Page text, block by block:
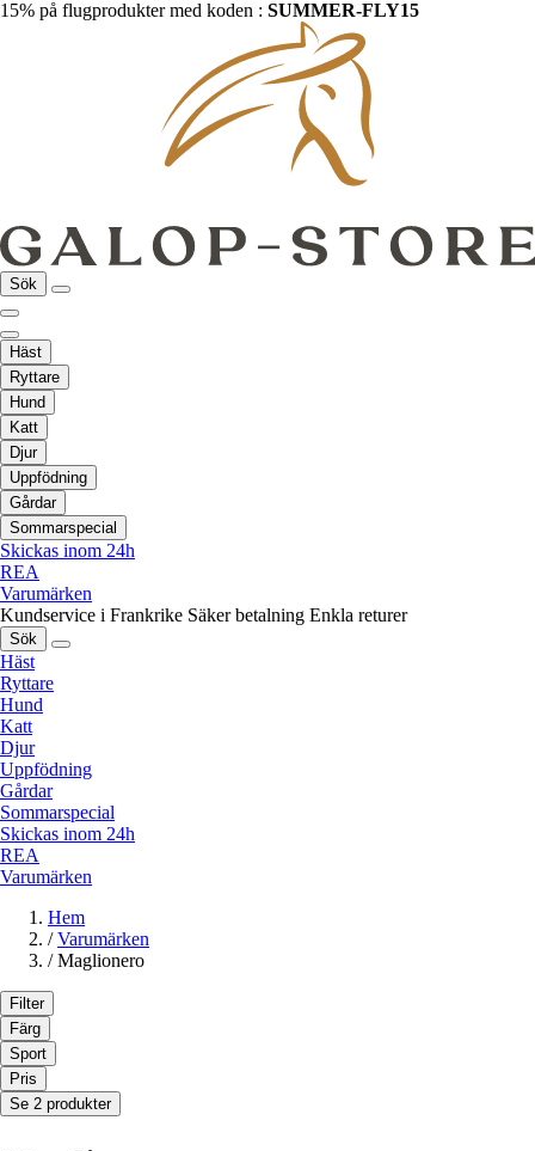
15% på flugprodukter med koden : SUMMER-FLY15
Sök
Häst
Ryttare
Hund
Katt
Djur
Uppfödning
Gårdar
Sommarspecial
Skickas inom 24h
REA
Varumärken
Kundservice i Frankrike Säker betalning Enkla returer
Sök
Häst
Ryttare
Hund
Katt
Djur
Uppfödning
Gårdar
Sommarspecial
Skickas inom 24h
REA
Varumärken
Hem
/ Varumärken
/ Maglionero
Filter
Färg
Sport
Pris
Se 2 produkter